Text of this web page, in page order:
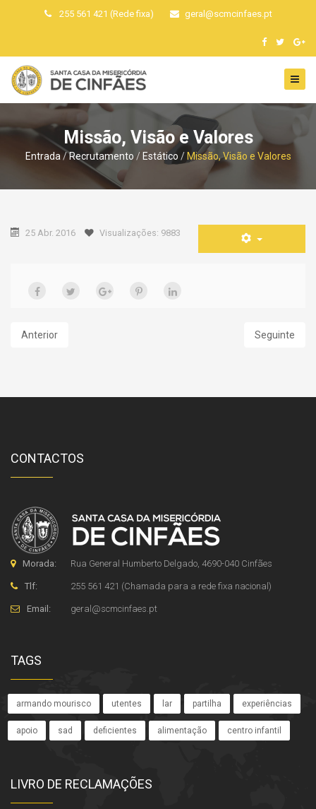
255 561 421 (Rede fixa) geral @scmcinfaes.pt
Missão, Visão e Valores
Entrada Recrutamento Estático Missão, Visão e Valores
25 Abr. 2016 Visualizações: 9883
Anterior Seguinte
CONTACTOS
Morada: Rua General Humberto Delgado, 4690-040 Cinfães
Tlf: 255 561 421 (Chamada para a rede fixa nacional)
Email: geral @scmcinfaes.pt
TAGS
armando mourisco utentes lar partilha experiências
apoio sad deficientes alimentação centro infantil
LIVRO DE RECLAMAÇÕES